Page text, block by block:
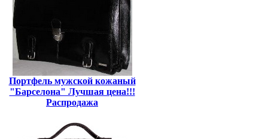
Портфель мужской кожаный
"Барселона" Лучшая цена!!!
Распродажа